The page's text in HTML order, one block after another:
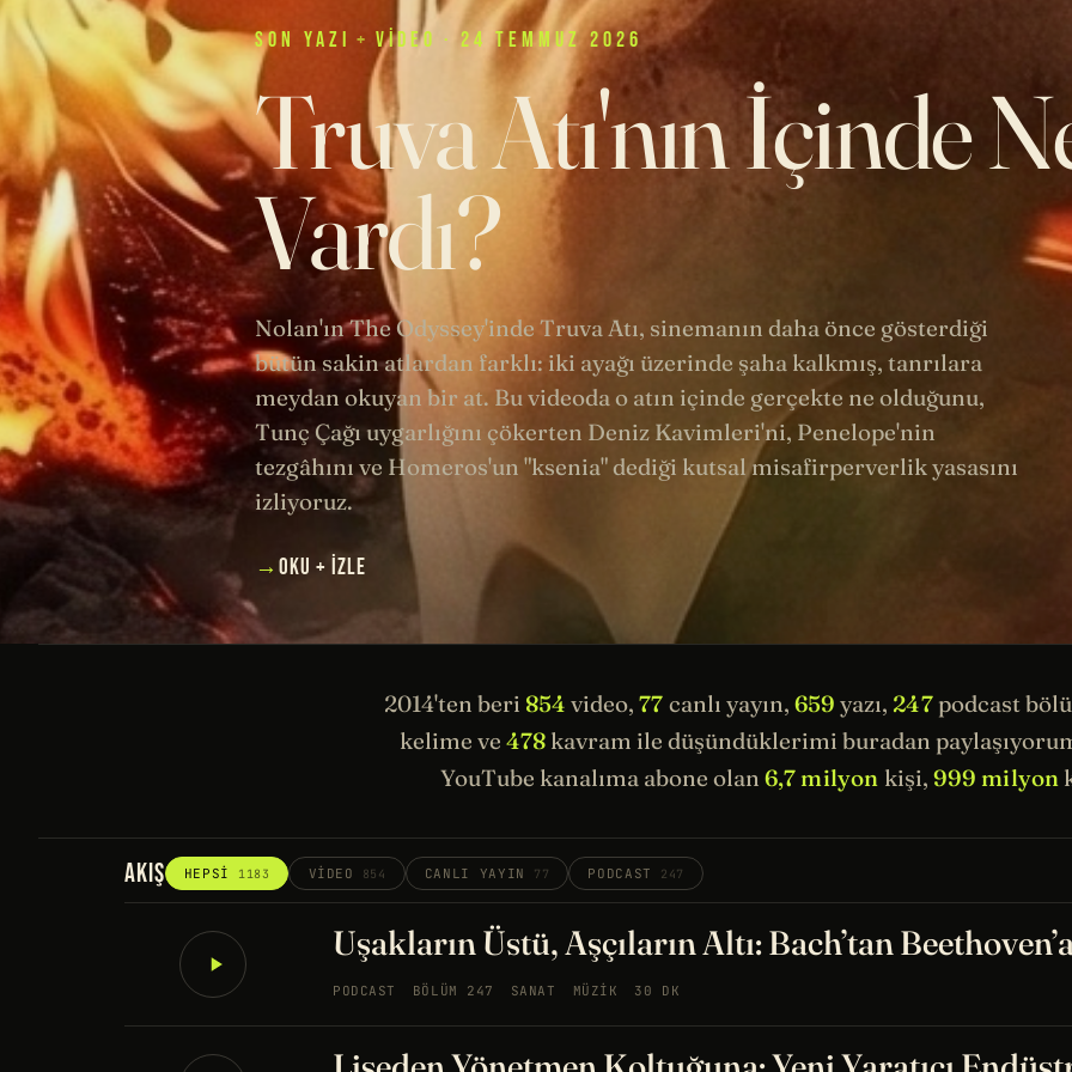
SON YAZI + VIDEO · 24 TEMMUZ 2026
Truva Atı'nın İçinde
Vardı?
Nolan'ın The Odyssey'inde Truva Atı, sinemanın daha önce gösterdiği
bütün sakin atlardan farklı: iki ayağı üzerinde şaha kalkmış, tanrılara
meydan okuyan bir at. Bu videoda o atın içinde gerçekte ne olduğunu,
Tunç Çağı uygarlığını çökerten Deniz Kavimleri'ni, Penelope'nin
tezgâhını ve Homeros'un "ksenia" dediği kutsal misafirperverlik yasasını
izliyoruz.
→ OKU + İZLE
2014'ten beri 854 video,77 canlı yayın, 659 yazı, 247podcast
kelime ve 478 kavram ile düşündüklerimi buradan
YouTube kanalıma abone olan 6,7 milyon kişi, 999 milyon
AKIŞ HEPSI 1183 VIDEO 854 CANLI YAYIN 77 PODCAST 247
Uşakların Üstü, Aşçıların Altı: Bach’tan
PODCAST BÖLÜM 247 SANAT MÜZIK 30 DK